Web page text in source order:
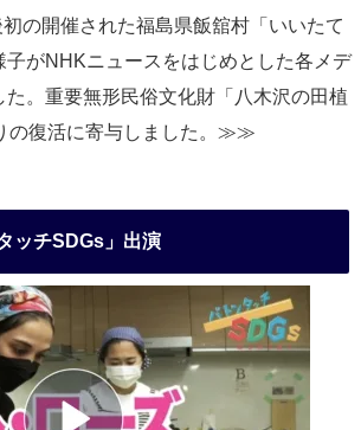
の開催された福島県飯舘村「いいたて
子がNHKニュースをはじめとした各メデ
た。重要無形民俗文化財「八木沢の田植
の復活に寄与しました。≫≫
ッチSDGs」出演